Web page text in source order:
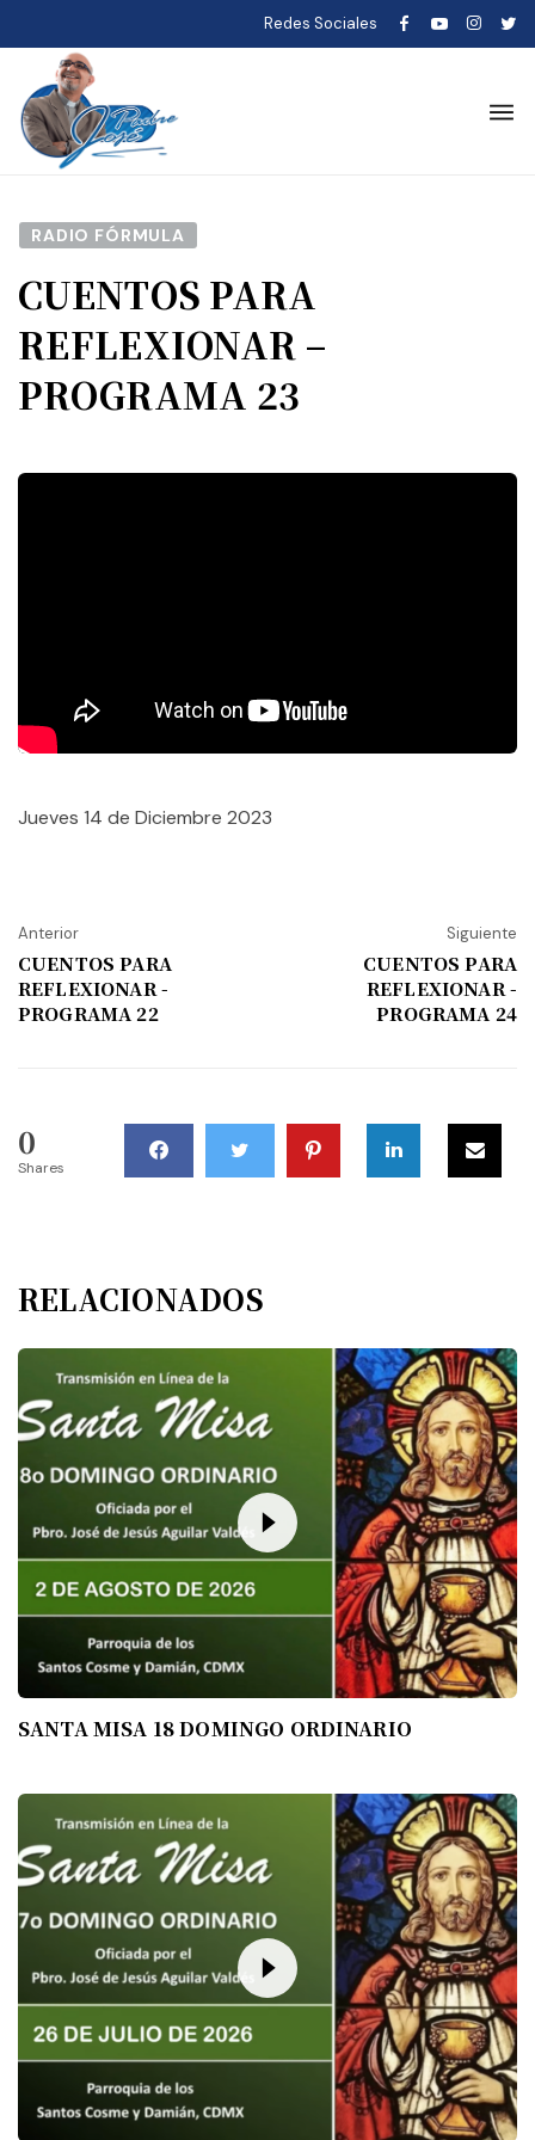
Redes Sociales
RADIO FÓRMULA
CUENTOS PARA
REFLEXIONAR –
PROGRAMA 23
Jueves 14 de Diciembre 2023
Anterior
CUENTOS PARA
REFLEXIONAR -
PROGRAMA 22
Siguiente
CUENTOS PARA
REFLEXIONAR -
PROGRAMA 24
0
Shares
RELACIONADOS
SANTA MISA 18 DOMINGO ORDINARIO